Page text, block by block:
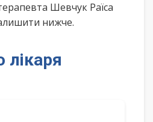
Шевчук Раїса
нижче.
лікаря